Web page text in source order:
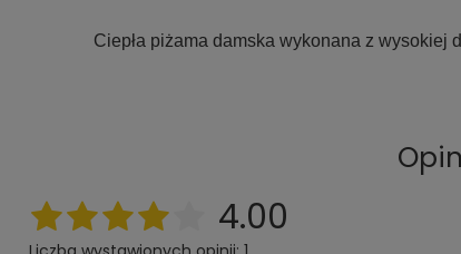
Ciepła piżama damska wykonana z wysokiej
4.00